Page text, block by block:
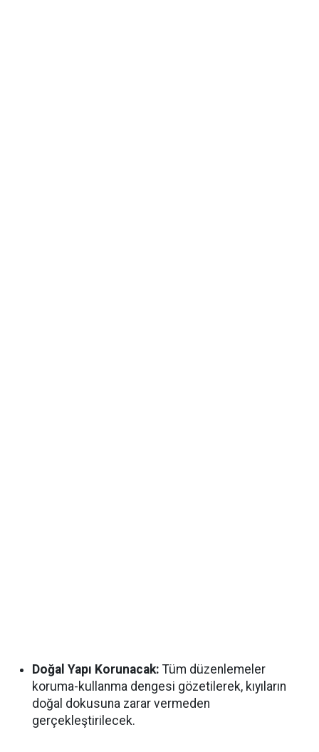
Doğal Yapı Korunacak: Tüm düzenlemeler
koruma-kullanma dengesi gözetilerek, kıyıların
doğal dokusuna zarar vermeden
gerçekleştirilecek.